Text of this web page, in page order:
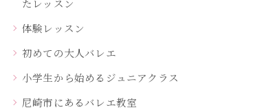
たレッスン
体験レッスン
初めての大人バレエ
小学生から始めるジュニアクラス
尼崎市にあるバレエ教室